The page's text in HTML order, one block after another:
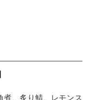
煮、炙り鯖、レモンス